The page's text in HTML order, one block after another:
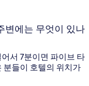
변에는 무엇이 있나
서 7분이면 파이브 타
분들이 호텔의 위치가